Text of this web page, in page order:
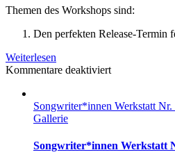
Themen des Workshops sind:
Den perfekten Release-Termin
Weiterlesen
Kommentare deaktiviertfür
Songwriter*innen Werkstatt Nr.
Gallerie
Songwriter*innen Werkstatt